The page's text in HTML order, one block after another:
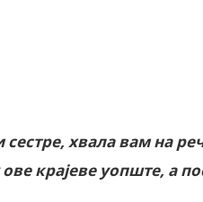
хвала вам на
крајеве уопште, а